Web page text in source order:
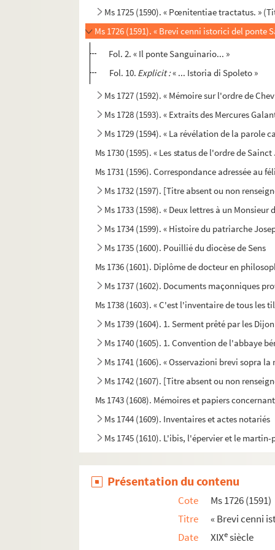
Ms 1725 (1590). « Pœnitentiae tractatus. »
Ms 1726 (1591). « Brevi cenni istorici del ponte
Fol. 2. « Il ponte Sanguinario... »
Fol. 10. Explicit :« ... Istoria di Spoleto »
Ms 1727 (1592). « Mémoire sur l'ordre de
Ms 1728 (1593). « Extraits des Mercures
Ms 1729 (1594). « La révélation de la parole
Ms 1730 (1595). « Les status de l'ordre de
Ms 1731 (1596). Correspondance adressée au
Ms 1732 (1597). [Titre absent ou non
Ms 1733 (1598). « Deux lettres à un
Ms 1734 (1599). « Histoire du patriarche
Ms 1735 (1600). Pouillié du diocèse de Sens
Ms 1736 (1601). Diplôme de docteur en
Ms 1737 (1602). Documents maçonniques
Ms 1738 (1603). « C'est l'inventaire de tous les
Ms 1739 (1604). 1. Serment prêté par les
Ms 1740 (1605). 1. Convention de l'abbaye
Ms 1741 (1606). « Osservazioni brevi sopra
Ms 1742 (1607). [Titre absent ou non
Ms 1743 (1608). Mémoires et papiers
Ms 1744 (1609). Inventaires et actes notariés
Ms 1745 (1610). L'ibis, l'épervier et le
Ms 1747 (1612). « Dialogue aux enfers
Ms 1748 (1613). « Riflessioni critiche sullo
Ms 1749 (1614). Analyses de divers traités
Ms 1750 (1615). « Discorso sopra l'antico
Présentation du contenu
Cote
Ms 1726 (1591)
Titre
« Brevi cenni
Date
XIXesiècle